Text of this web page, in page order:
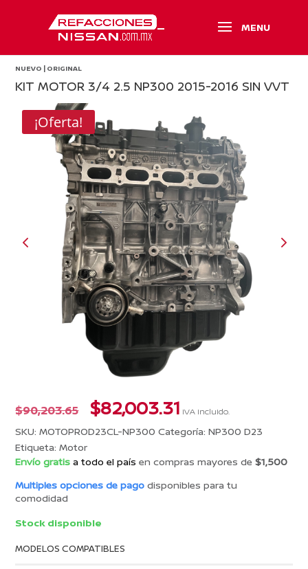
NUEVO | ORIGINAL
KIT MOTOR 3/4 2.5 NP300 2015-2016 SIN VVT
¡Oferta!
$90,203.65 El
precio
original
era:
$90,203.65.
$82,003.31El
precio
actual
es:
$82,003.31.
IVA incluido.
SKU:MOTOPROD23CL-NP300 Categoría:NP300 D23
Etiqueta:Motor
Envío gratis a todo el paísen compras mayores de$1,500
Multiples opciones de pagodisponibles para tu
comodidad
Stock disponible
MODELOS COMPATIBLES